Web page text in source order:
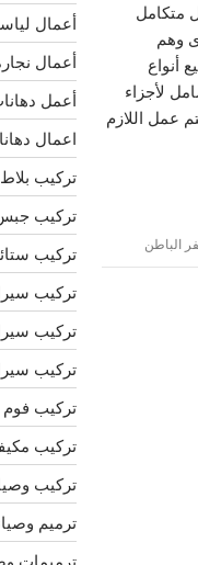
متكامل
وهم
أنواع
لأجزاء
عمل اللازم
الباطن
أعمال
أعمال
أعمل
اعمال
تركيب
تركيب
تركيب
تركيب
تركيب
تركيب
تركيب فوم
تركيب
تركيب
ترميم
ترميمات